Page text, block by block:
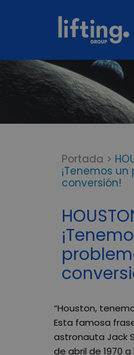
Portada >
¡Tenemos
conversión!
“Houston,
Esta famosa
astronauta Jack
de abril de 1970